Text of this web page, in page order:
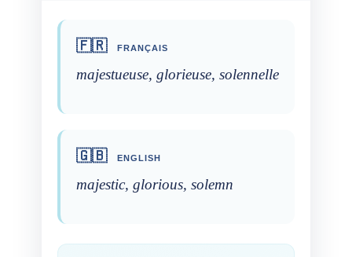
🇫🇷 FRANÇAIS
majestueuse, glorieuse, solennelle
🇬🇧 ENGLISH
majestic, glorious, solemn